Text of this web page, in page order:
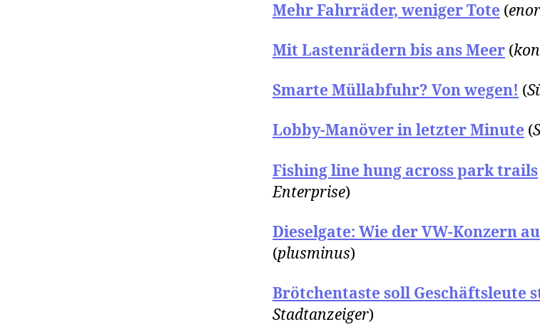
Mehr Fahrräder, weniger Tote (
Mit Lastenrädern bis ans Meer (
Smarte Müllabfuhr? Von wegen! (
Lobby-Manöver in letzter Minute (
Fishing line hung across park trails
Enterprise)
Dieselgate: Wie der VW-Konzern
(plusminus)
Brötchentaste soll Geschäftsleute
Stadtanzeiger)